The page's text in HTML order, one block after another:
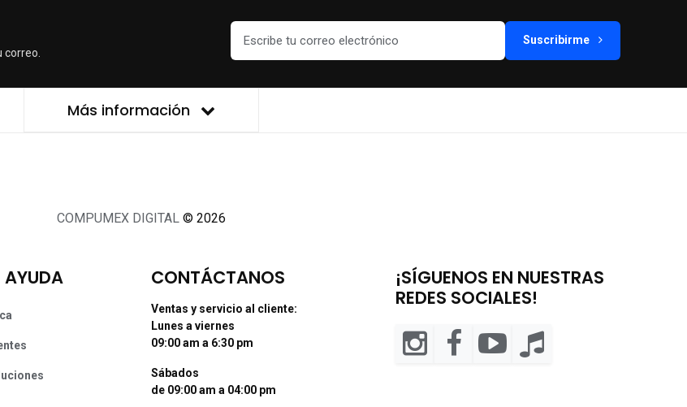
correo.
Suscribirme
Más información
COMPUMEX DIGITAL © 2026
AYUDA CONTÁCTANOS
Ventas y servicio al cliente:
Lunes a viernes
09:00 am a 6:30 pm
Sábados
de 09:00 am a 04:00 pm
¡SÍGUENOS EN NUESTRAS
REDES SOCIALES!